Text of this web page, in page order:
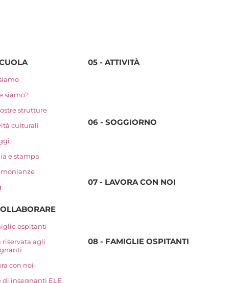
siamo?
strutture
culturali
e stampa
ospitanti
riservata agli
con noi
di insegnanti ELE
05 - ATTIVITÀ
06 - SOGGIORNO
07 - LAVORA CON NOI
08 - FAMIGLIE OSPITANTI